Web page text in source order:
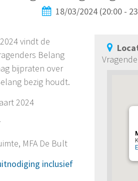
18/03/2024 (20:00 -
vindt de
Belang
bijpraten over
bezig houdt.
2024
MFA De Bult
inclusief